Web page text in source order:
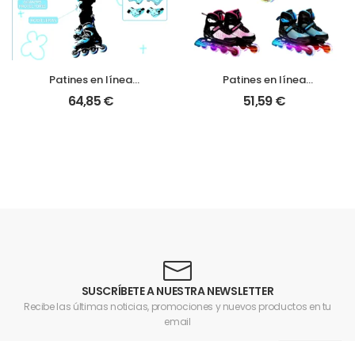
Patines en línea
ajustables | Seguridad y
rendimiento para niños
64,85€
Patines en línea
ajustables | 3 tallas +
ruedas luminosas
51,59€
SUSCRÍBETE A NUESTRA NEWSLETTER
Recibe las últimas noticias, promociones y nuevos productos en tu
email